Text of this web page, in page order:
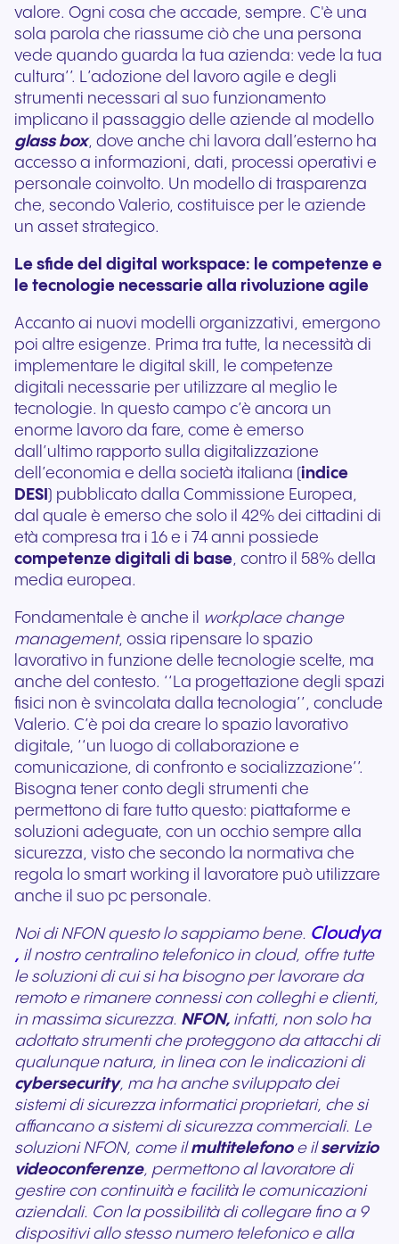
valore. Ogni cosa che accade, sempre. C'è una
sola parola che riassume ciò che una persona
vede quando guarda la tua azienda: vede la tua
cultura’’. L’adozione del lavoro agile e degli
strumenti necessari al suo funzionamento
implicano il passaggio delle aziende al modello
glass box, dove anche chi lavora dall’esterno ha
accesso a informazioni, dati, processi operativi e
personale coinvolto. Un modello di trasparenza
che, secondo Valerio, costituisce per le aziende
un asset strategico.
Le sfide del digital workspace: le competenze e
le tecnologie necessarie alla rivoluzione agile
Accanto ai nuovi modelli organizzativi, emergono
poi altre esigenze. Prima tra tutte, la necessità di
implementare le digital skill, le competenze
digitali necessarie per utilizzare al meglio le
tecnologie. In questo campo c’è ancora un
enorme lavoro da fare, come è emerso
dall’ultimo rapporto sulla digitalizzazione
dell’economia e della società italiana (indice
DESI ) pubblicato dalla Commissione Europea,
dal quale è emerso che solo il 42% dei cittadini di
età compresa tra i 16 e i 74 anni possiede
competenze digitali di base, contro il 58% della
media europea.
Fondamentale è anche il workplace change
management, ossia ripensare lo spazio
lavorativo in funzione delle tecnologie scelte, ma
anche del contesto. ‘‘La progettazione degli spazi
fisici non è svincolata dalla tecnologia’’, conclude
Valerio. C’è poi da creare lo spazio lavorativo
digitale, ‘‘un luogo di collaborazione e
comunicazione, di confronto e socializzazione’’.
Bisogna tener conto degli strumenti che
permettono di fare tutto questo: piattaforme e
soluzioni adeguate, con un occhio sempre alla
sicurezza, visto che secondo la normativa che
regola lo smart working il lavoratore può utilizzare
anche il suo pc personale.
Noi di NFON questo lo sappiamo bene. Cloudya
, il nostro centralino telefonico in cloud, offre tutte
le soluzioni di cui si ha bisogno per lavorare da
remoto e rimanere connessi con colleghi e clienti,
in massima sicurezza. NFON, infatti, non solo ha
adottato strumenti che proteggono da attacchi di
qualunque natura, in linea con le indicazioni di
cybersecurity, ma ha anche sviluppato dei
sistemi di sicurezza informatici proprietari, che si
affiancano a sistemi di sicurezza commerciali. Le
soluzioni NFON, come ilmultitelefono e ilservizio
videoconferenze, permettono al lavoratore di
gestire con continuità e facilità le comunicazioni
aziendali. Con la possibilità di collegare fino a 9
dispositivi allo stesso numero telefonico e alla